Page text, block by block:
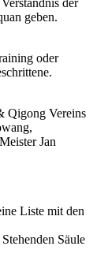
geben.
oder
Qigong Vereins
Jan
Liste mit den
Säule